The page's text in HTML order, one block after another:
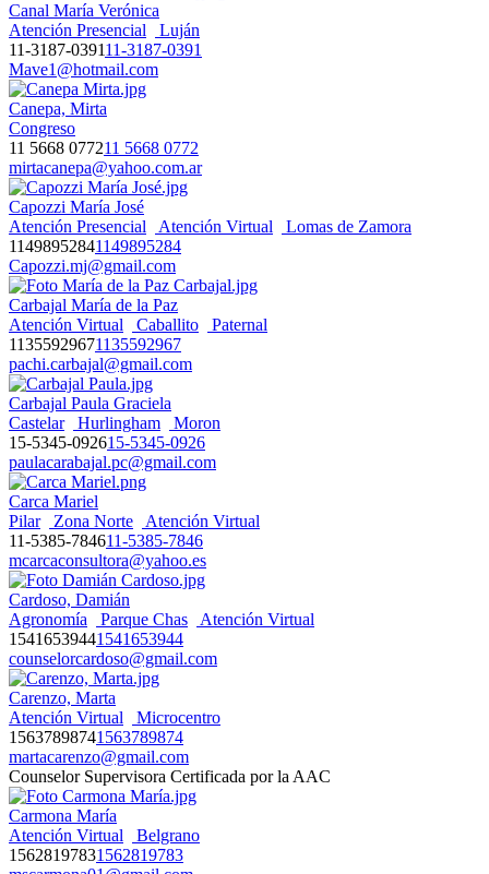
Canal María Verónica
Atención Presencial
Luján
11-3187-039111-3187-0391
Mave1@hotmail.com
Canepa, Mirta
Congreso
11 5668 077211 5668 0772
mirtacanepa@yahoo.com.ar
Capozzi María José
Atención Presencial
Atención Virtual
Lomas de Zamora
11498952841149895284
Capozzi.mj@gmail.com
Carbajal María de la Paz
Atención Virtual
Caballito
Paternal
11355929671135592967
pachi.carbajal@gmail.com
Carbajal Paula Graciela
Castelar
Hurlingham
Moron
15-5345-092615-5345-0926
paulacarabajal.pc@gmail.com
Carca Mariel
Pilar
Zona Norte
Atención Virtual
11-5385-784611-5385-7846
mcarcaconsultora@yahoo.es
Cardoso, Damián
Agronomía
Parque Chas
Atención Virtual
15416539441541653944
counselorcardoso@gmail.com
Carenzo, Marta
Atención Virtual
Microcentro
15637898741563789874
martacarenzo@gmail.com
Counselor Supervisora Certificada por la AAC
Carmona María
Atención Virtual
Belgrano
15628197831562819783